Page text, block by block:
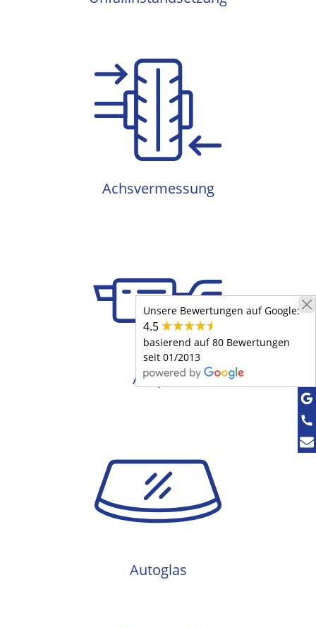
Achsvermessung
Achsvermessung
Auspuff
Auspuff
Autoglas
Autoglas
Unsere Bewertungen auf Google:
4.5
basierend auf 80 Bewertungen
seit 01/2013